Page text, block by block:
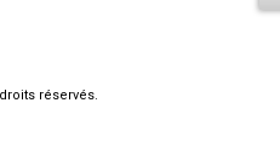
réservés.